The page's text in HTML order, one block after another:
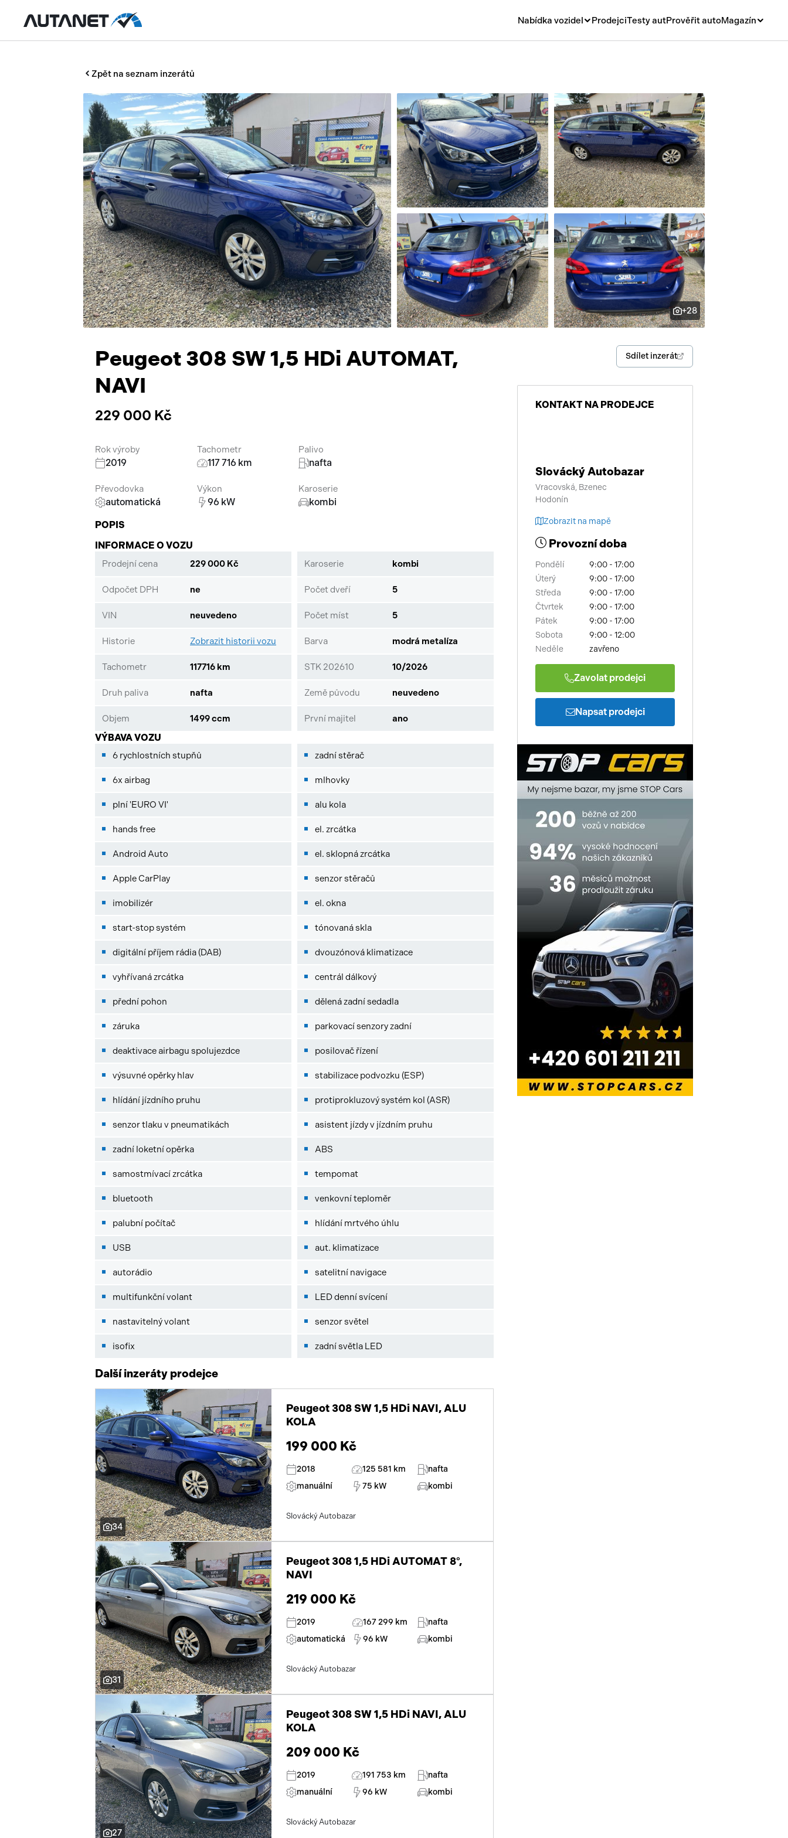
Nabídka vozidel
Nákladní
Obytná
Motorky
Přívěsy a návěsy
Autobusy
Pracovní stroje
Náhradní díly
Příslušenství
ProdejciTesty autPrověřit autoMagazín
Nové modely
Ojetiny
Auto a život
Videa
Zpět na seznam inzerátů
+28
Peugeot 308 SW 1,5 HDi AUTOMAT,
NAVI
229 000 Kč
Rok výroby
2019
Tachometr
117 716 km
Palivo
nafta
Převodovka
automatická
Výkon
96 kW
Karoserie
kombi
POPIS
INFORMACE O VOZU
Prodejní cena 229 000 Kč
Odpočet DPH ne
VIN neuvedeno
Historie Zobrazit historii vozu
Tachometr 117716 km
Druh paliva nafta
Objem 1499 ccm
Karoserie kombi
Počet dveří 5
Počet míst 5
Barva modrá metalíza
STK 202610 10/2026
Země původu neuvedeno
První majitel ano
VÝBAVA VOZU
6 rychlostních stupňů
6x airbag
plní 'EURO VI'
hands free
Android Auto
Apple CarPlay
imobilizér
start-stop systém
digitální příjem rádia (DAB)
vyhřívaná zrcátka
přední pohon
záruka
deaktivace airbagu spolujezdce
výsuvné opěrky hlav
hlídání jízdního pruhu
senzor tlaku v pneumatikách
zadní loketní opěrka
samostmívací zrcátka
bluetooth
palubní počítač
USB
autorádio
multifunkční volant
nastavitelný volant
isofix
zadní stěrač
mlhovky
alu kola
el. zrcátka
el. sklopná zrcátka
senzor stěračů
el. okna
tónovaná skla
dvouzónová klimatizace
centrál dálkový
dělená zadní sedadla
parkovací senzory zadní
posilovač řízení
stabilizace podvozku (ESP)
protiprokluzový systém kol (ASR)
asistent jízdy v jízdním pruhu
ABS
tempomat
venkovní teploměr
hlídání mrtvého úhlu
aut. klimatizace
satelitní navigace
LED denní svícení
senzor světel
zadní světla LED
Další inzeráty prodejce
34
Peugeot 308 SW 1,5 HDi NAVI, ALU
KOLA
199 000 Kč
2018 125 581 km
nafta
manuální
75 kW kombi
Slovácký Autobazar
31
Peugeot 308 1,5 HDi AUTOMAT 8°,
NAVI
219 000 Kč
2019 167 299 km
nafta
automatická
96 kW kombi
Slovácký Autobazar
27
Peugeot 308 SW 1,5 HDi NAVI, ALU
KOLA
209 000 Kč
2019 191 753 km
nafta
manuální
96 kW kombi
Slovácký Autobazar
Sdílet inzerát
KONTAKT NA PRODEJCE
Slovácký Autobazar
Vracovská, Bzenec
Hodonín
Zobrazit na mapě
Provozní doba
Pondělí
9:00 - 17:00
Úterý
9:00 - 17:00
Středa
9:00 - 17:00
Čtvrtek
9:00 - 17:00
Pátek
9:00 - 17:00
Sobota
9:00 - 12:00
Neděle
zavřeno
Zavolat prodejci
Napsat prodejci